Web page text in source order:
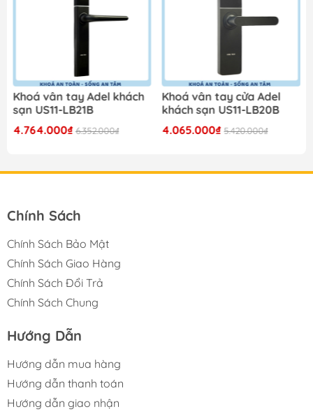
Khoá vân tay Adel khách
sạn US11-LB21B
4.764.000₫ 6.352.000₫
Khoá vân tay cửa Adel
khách sạn US11-LB20B
4.065.000₫ 5.420.000₫
Chính Sách
Chính Sách Bảo Mật
Chính Sách Giao Hàng
Chính Sách Đổi Trả
Chính Sách Chung
Hướng Dẫn
Hướng dẫn mua hàng
Hướng dẫn thanh toán
Hướng dẫn giao nhận